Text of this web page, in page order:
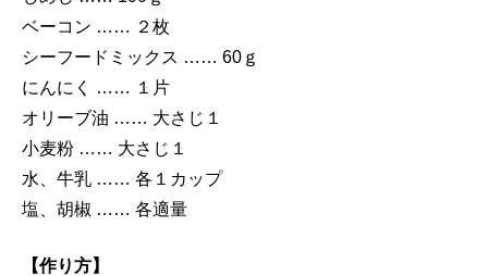
ベーコン …… ２枚
シーフードミックス …… 60ｇ
にんにく …… １片
オリーブ油 …… 大さじ１
小麦粉 …… 大さじ１
水、牛乳 …… 各１カップ
塩、胡椒 …… 各適量
【作り方】